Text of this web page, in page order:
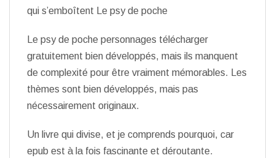
qui s’emboîtent Le psy de poche
Le psy de poche personnages télécharger
gratuitement bien développés, mais ils manquent
de complexité pour être vraiment mémorables. Les
thèmes sont bien développés, mais pas
nécessairement originaux.
Un livre qui divise, et je comprends pourquoi, car
epub est à la fois fascinante et déroutante.